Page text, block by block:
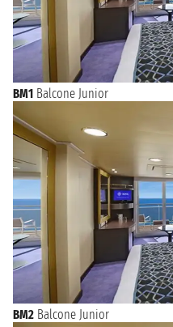
BM1 Balcone Junior
BM2 Balcone Junior